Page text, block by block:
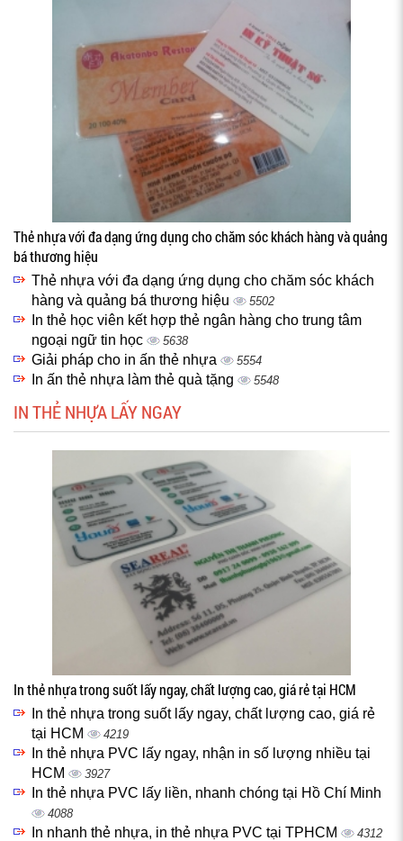
Thẻ nhựa với đa dạng ứng dụng cho chăm sóc khách hàng và quảng
bá thương hiệu
Thẻ nhựa với đa dạng ứng dụng cho chăm sóc khách
hàng và quảng bá thương hiệu
5502
In thẻ học viên kết hợp thẻ ngân hàng cho trung tâm
ngoại ngữ tin học
5638
Giải pháp cho in ấn thẻ nhựa 5554
In ấn thẻ nhựa làm thẻ quà tặng 5548
IN THẺ NHỰA LẤY NGAY
In thẻ nhựa trong suốt lấy ngay, chất lượng cao, giá rẻ tại HCM
In thẻ nhựa trong suốt lấy ngay, chất lượng cao, giá rẻ
tại HCM
4219
In thẻ nhựa PVC lấy ngay, nhận in số lượng nhiều tại
HCM
3927
In thẻ nhựa PVC lấy liền, nhanh chóng tại Hồ Chí Minh
4088
In nhanh thẻ nhựa, in thẻ nhựa PVC tại TPHCM 4312